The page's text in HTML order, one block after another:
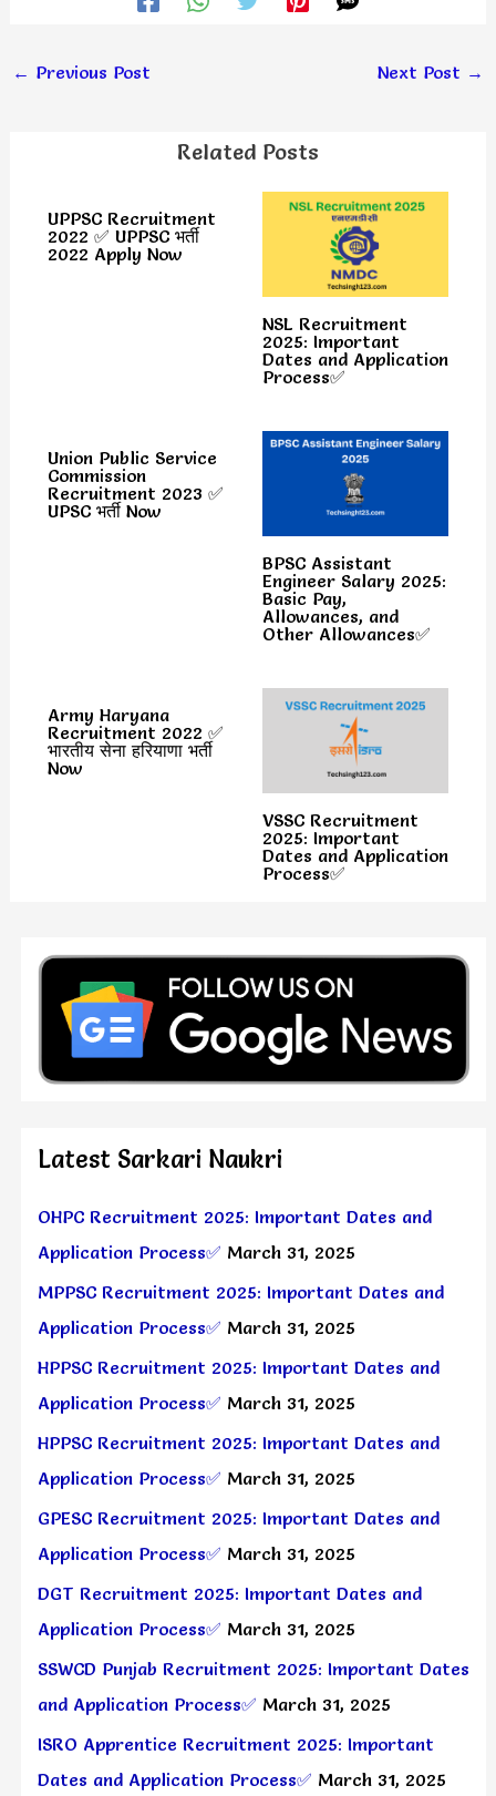
← Previous Post Next Post →
Related Posts
UPPSC Recruitment
2022 ✅ UPPSC भर्ती
2022 Apply Now
NSL Recruitment
2025: Important
Dates and Application
Process✅
Union Public Service
Commission
Recruitment 2023 ✅
UPSC भर्ती Now
BPSC Assistant
Engineer Salary 2025:
Basic Pay,
Allowances, and
Other Allowances✅
Army Haryana
Recruitment 2022 ✅
भारतीय सेना हरियाणा भर्ती
Now
VSSC Recruitment
2025: Important
Dates and Application
Process✅
Latest Sarkari Naukri
OHPC Recruitment 2025: Important Dates and
Application Process✅ March 31, 2025
MPPSC Recruitment 2025: Important Dates and
Application Process✅ March 31, 2025
HPPSC Recruitment 2025: Important Dates and
Application Process✅ March 31, 2025
HPPSC Recruitment 2025: Important Dates and
Application Process✅ March 31, 2025
GPESC Recruitment 2025: Important Dates and
Application Process✅ March 31, 2025
DGT Recruitment 2025: Important Dates and
Application Process✅ March 31, 2025
SSWCD Punjab Recruitment 2025: Important Dates
and Application Process✅ March 31, 2025
ISRO Apprentice Recruitment 2025: Important
Dates and Application Process✅ March 31, 2025